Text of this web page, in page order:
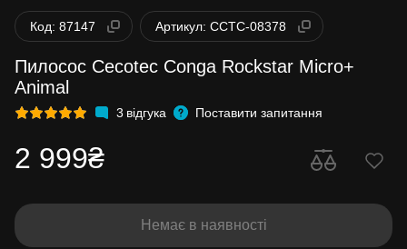
Код: 87147 Артикул: CCTC-08378
Пилосос Cecotec Conga Rockstar Micro+
Animal
3 відгука Поставити запитання
2 999₴
Немає в наявності